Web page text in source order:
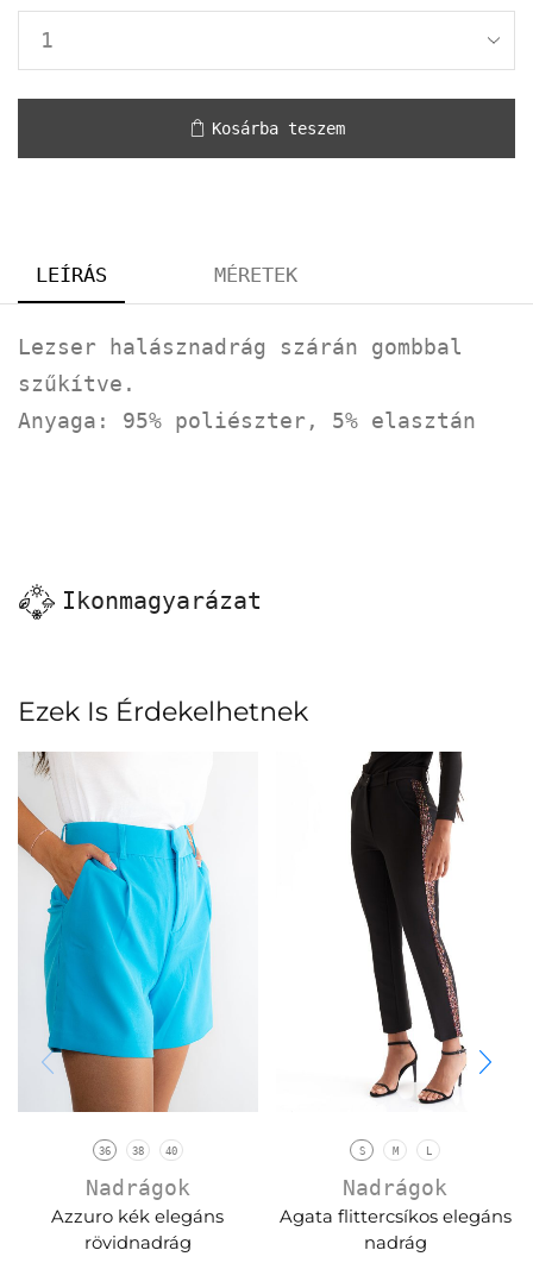
Kosárba teszem
LEÍRÁS MÉRETEK
Lezser halásznadrág szárán gombbal
szűkítve.
Anyaga: 95% poliészter, 5% elasztán
Ikonmagyarázat
Ezek Is Érdekelhetnek
36 38 40
Nadrágok
Azzuro kék elegáns
rövidnadrág
S M L
Nadrágok
Agata flittercsíkos elegáns
nadrág